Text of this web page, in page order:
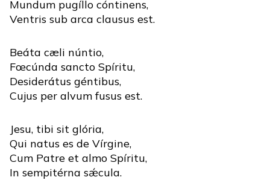
Mundum pugíllo cóntinens,
Ventris sub arca clausus est.
Beáta cæli núntio,
Fœcúnda sancto Spíritu,
Desiderátus géntibus,
Cujus per alvum fusus est.
Jesu, tibi sit glória,
Qui natus es de Vírgine,
Cum Patre et almo Spíritu,
In sempitérna sǽcula.